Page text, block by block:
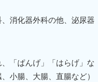
消化器外科の他、泌尿器
「ぱんげ」「はらげ」な
小腸、大腸、直腸など）